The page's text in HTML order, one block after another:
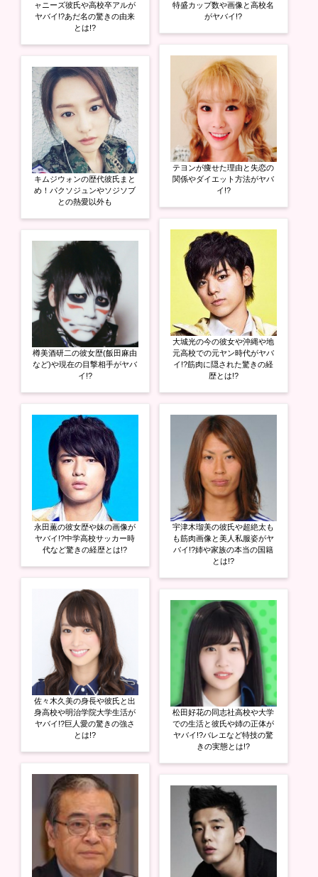
ャニーズ彼氏や高校卒アルが
ヤバイ!?あだ名の驚きの由来
とは!?
キムジウォンの歴代彼氏まと
め！パクソジュンやソジソブ
との熱愛以外も
樽美酒研二の彼女歴(飯田麻由
など)や現在の目撃相手がヤバ
イ!?
永田薫の彼女歴や妹の画像が
ヤバイ!?中学高校サッカー時
代など驚きの経歴とは!?
佐々木久美の身長や彼氏と出
身高校や明治学院大学生活が
ヤバイ!?巨人愛の驚きの強さ
とは!?
特盛カップ数や画像と高校名
がヤバイ!?
テヨンが痩せた理由と失恋の
関係やダイエット方法がヤバ
イ!?
大城光の今の彼女や沖縄や地
元高校での元ヤン時代がヤバ
イ!?筋肉に隠された驚きの経
歴とは!?
宇津木瑠美の彼氏や超絶太も
も筋肉画像と美人私服姿がヤ
バイ!?姉や家族の本当の国籍
とは!?
松田好花の同志社高校や大学
での生活と彼氏や姉の正体が
ヤバイ!?バレエなど特技の驚
きの実態とは!?